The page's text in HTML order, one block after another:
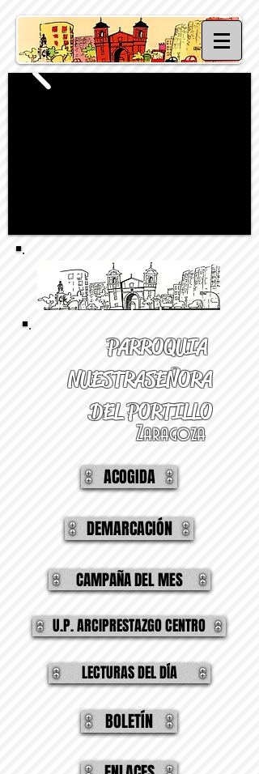
PARROQUIA
NUESTRASEÑORA
DEL PORTILLO
Zaragoza
ACOGIDA
DEMARCACIÓN
CAMPAÑA DEL MES
U.P. ARCIPRESTAZGO CENTRO
LECTURAS DEL DÍA
BOLETÍN